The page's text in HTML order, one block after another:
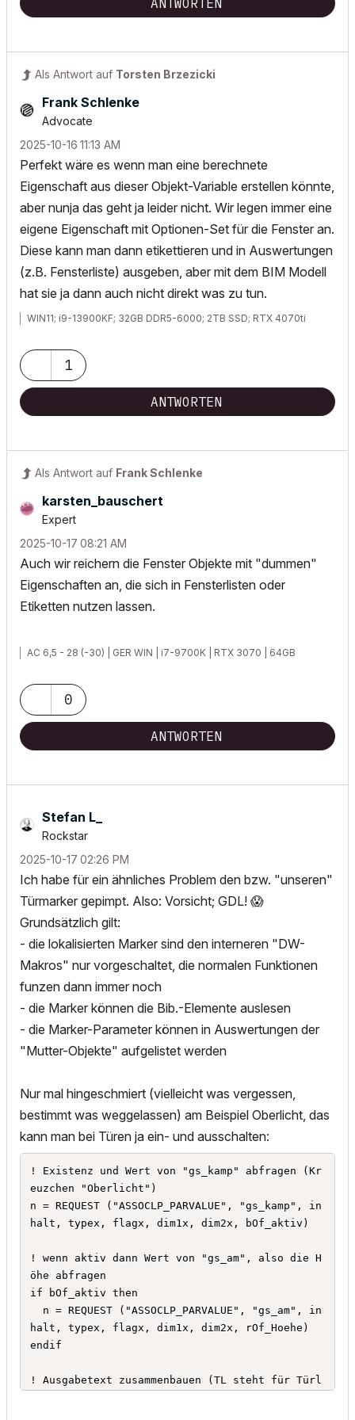
ANTWORTEN
Als Antwort auf Torsten Brzezicki
Frank Schlenke
Advocate
‎2025-10-16 11:13 AM
Perfekt wäre es wenn man eine berechnete
Eigenschaft aus dieser Objekt-Variable erstellen könnte,
aber nunja das geht ja leider nicht. Wir legen immer eine
eigene Eigenschaft mit Optionen-Set für die Fenster an.
Diese kann man dann etikettieren und in Auswertungen
(z.B. Fensterliste) ausgeben, aber mit dem BIM Modell
hat sie ja dann auch nicht direkt was zu tun.
WIN11; i9-13900KF; 32GB DDR5-6000; 2TB SSD; RTX 4070ti
1
ANTWORTEN
Als Antwort auf Frank Schlenke
karsten_bauschert
Expert
‎2025-10-17 08:21 AM
Auch wir reichern die Fenster Objekte mit "dummen"
Eigenschaften an, die sich in Fensterlisten oder
Etiketten nutzen lassen.
AC 6,5 - 28 (-30) | GER WIN | i7-9700K | RTX 3070 | 64GB
0
ANTWORTEN
Stefan L_
Rockstar
‎2025-10-17 02:26 PM
Ich habe für ein ähnliches Problem den bzw. "unseren"
Türmarker gepimpt. Also: Vorsicht; GDL! 😱
Grundsätzlich gilt:
- die lokalisierten Marker sind den interneren "DW-
Makros" nur vorgeschaltet, die normalen Funktionen
funzen dann immer noch
- die Marker können die Bib.-Elemente auslesen
- die Marker-Parameter können in Auswertungen der
"Mutter-Objekte" aufgelistet werden
Nur mal hingeschmiert (vielleicht was vergessen,
bestimmt was weggelassen) am Beispiel Oberlicht, das
kann man bei Türen ja ein- und ausschalten:
! Existenz und Wert von "gs_kamp" abfragen (Kr
euzchen "Oberlicht")
n = REQUEST ("ASSOCLP_PARVALUE", "gs_kamp", in
halt, typex, flagx, dim1x, dim2x, bOf_aktiv)
! wenn aktiv dann Wert von "gs_am", also die H
öhe abfragen
if bOf_aktiv then
halt, typex, flagx, dim1x, dim2x, rOf_Hoehe)
endif
! Ausgabetext zusammenbauen (TL steht für Türl